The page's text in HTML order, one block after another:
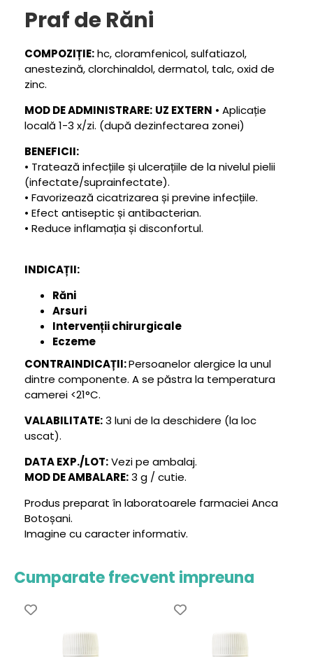
Praf de Răni
COMPOZIȚIE:hc, cloramfenicol, sulfatiazol,
anestezină, clorchinaldol, dermatol, talc, oxid de
zinc.
MOD DE ADMINISTRARE: UZ EXTERN • Aplicație
locală 1-3 x/zi. (după dezinfectarea zonei)
BENEFICII:
• Tratează infecțiile și ulcerațiile de la nivelul pielii
(infectate/suprainfectate).
• Favorizează cicatrizarea și previne infecțiile.
• Efect antiseptic și antibacterian.
• Reduce inflamația și disconfortul.
INDICAȚII:
Răni
Arsuri
Intervenții chirurgicale
Eczeme
CONTRAINDICAȚII:Persoanelor alergice la unul
dintre componente. A se păstra la temperatura
camerei <21°C.
VALABILITATE:3 luni de la deschidere (la loc
uscat).
DATA EXP./LOT:Vezi pe ambalaj.
MOD DE AMBALARE:3 g / cutie.
Produs preparat în laboratoarele farmaciei Anca
Botoșani.
Imagine cu caracter informativ.
Cumparate frecvent impreuna